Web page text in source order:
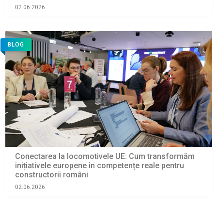
02.06.2026
BLOG
Conectarea la locomotivele UE: Cum transformăm
inițiativele europene în competențe reale pentru
constructorii români
02.06.2026